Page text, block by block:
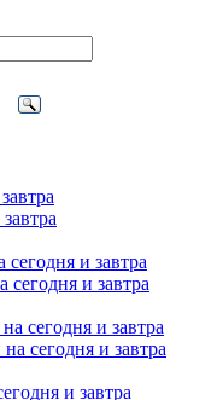
и завтра
и завтра
сегодня и завтра
сегодня и завтра
и завтра